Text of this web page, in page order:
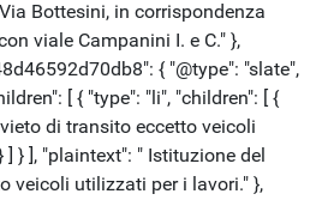
Bottesini, in corrispondenza
viale Campanini I. e C." },
{ "@type": "slate",
[ { "type": "li", "children": [ {
di transito eccetto veicoli
} ], "plaintext": " Istituzione del
veicoli utilizzati per i lavori." },